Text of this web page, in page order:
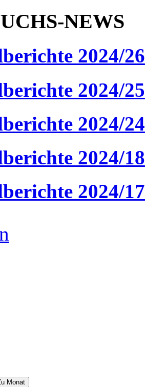
NEWS
2024/26
2024/25
2024/24
2024/18
2024/17
Monat